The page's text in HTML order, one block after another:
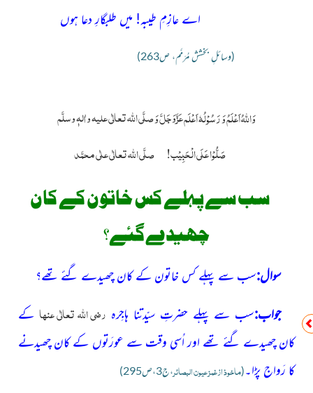
اے عازِمِ طیبہ! میں طلبگارِ دعا ہوں
( وسائلِ بخشش مُرَمَّم، ص263)
وَاللہُ اَعْلَمُ وَ رَسُوْلُہٗ اَعْلَمعَزَّوَجَلَّوَصلَّی اللّٰہ تعالٰی علیہ واٰلہٖ وسلَّم
صَلُّوْا عَلَی الْحَبِیْب! صلَّی اللہ تعالٰی علٰی محمَّد
سب سے پہلے کس خاتون کے کان
چھیدے گئے؟
سوال:سب سے پہلے کس خاتون کے کان چھیدے گئے تھے؟
جواب:سب سے پہلے حضرتِ سیّدتنا ہاجِرہ رضی اللہ تعالٰی عنہا کے
کان چھیدے گئے تھے اور اُسی وقت سے عورَتوں کے کان چھیدنے
کا رَواج پڑا۔(ماخوذ ازغمز عیون البصائر،ج3،ص295)